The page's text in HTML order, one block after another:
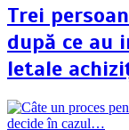
Trei
după ce au
letale